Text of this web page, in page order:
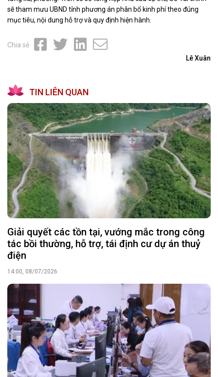
sẽ tham mưu UBND tỉnh phương án phân bổ kinh phí theo đúng
mục tiêu, nội dung hỗ trợ và quy định hiện hành.
Chia sẻ
Lê Xuân
TIN LIÊN QUAN
Giải quyết các tồn tại, vướng mắc trong công
tác bồi thường, hỗ trợ, tái định cư dự án thuỷ
điện
14:00, 08/07/2026